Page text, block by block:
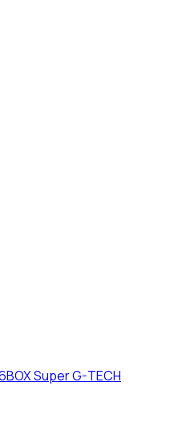
Super G-TECH